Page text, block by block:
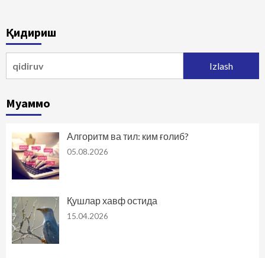
Қидириш
Муаммо
Алгоритм ва тил: ким ғолиб?
05.08.2026
Қушлар хавф остида
15.04.2026